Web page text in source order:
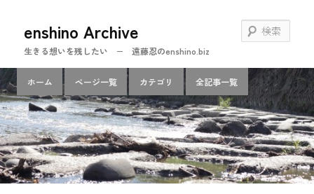
ン
テ
ン
ツ
へ
移
動
enshino Archive
生きる想いを残したい − 遠藤忍のenshino.biz
索
メ
イ
ン
メ
ニ
ュ
ー
ホーム ページ一覧 カテゴリ 全記事一覧